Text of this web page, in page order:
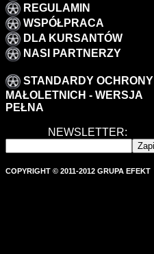
REGULAMIN
WSPÓŁPRACA
DLA KURSANTÓW
NASI PARTNERZY
STANDARDY OCHRONY
MAŁOLETNICH - WERSJA
PEŁNA
NEWSLETTER:
COPYRIGHT © 2011-2012 GRUPA EFEKT